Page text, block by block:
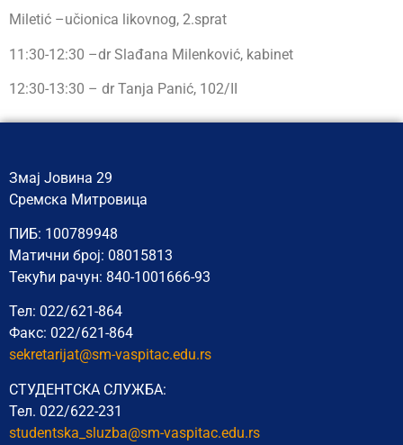
Miletić –učionica likovnog, 2.sprat
11:30-12:30 –dr Slađana Milenković, kabinet
12:30-13:30 – dr Tanja Panić, 102/II
Змај Јовина 29
Сремска Митровица
ПИБ: 100789948
Матични број: 08015813
Текући рачун: 840-1001666-93
Тел: 022/621-864
Факс: 022/621-864
sekretarijat@sm-vaspitac.edu.rs
СТУДЕНТСКА СЛУЖБА:
Тел. 022/622-231
studentska_sluzba@sm-vaspitac.edu.rs